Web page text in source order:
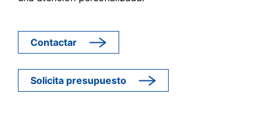
Contactar
Solicita presupuesto